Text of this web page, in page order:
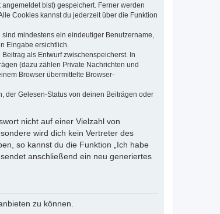
bist) gespeichert. Ferner werden
Cookies kannst du jederzeit über die Funktion
mindestens ein eindeutiger Benutzername,
Eingabe ersichtlich.
als Entwurf zwischenspeicherst. In
(dazu zählen Private Nachrichten und
Browser übermittelte Browser-
der Gelesen-Status von deinen Beiträgen oder
nicht auf einer Vielzahl von
wird dich kein Vertreter des
so kannst du die Funktion „Ich habe
anschließend ein neu generiertes
zu können.